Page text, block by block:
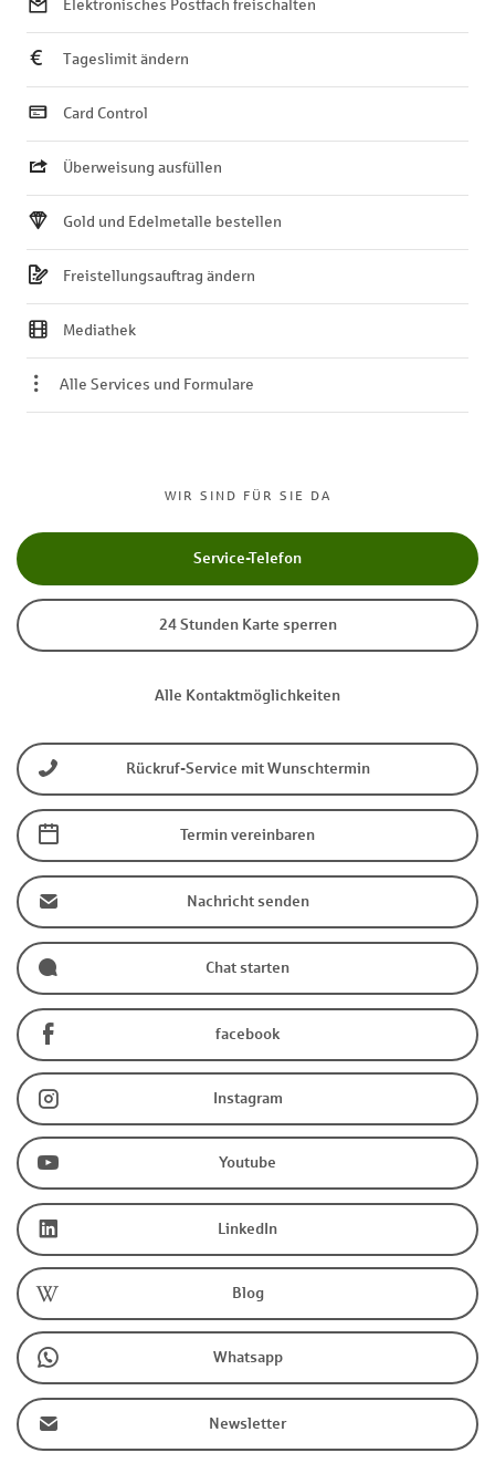
WIR SIND FÜR SIE DA
Service-Telefon
24 Stunden Karte sperren
Alle Kontaktmöglichkeiten
Rückruf-Service mit Wunschtermin
Termin vereinbaren
Nachricht senden
Chat starten
facebook
Instagram
Youtube
LinkedIn
Blog
Whatsapp
Newsletter
Elektronisches Postfach freischalten
Tageslimit ändern
Card Control
Überweisung ausfüllen
Gold und Edelmetalle bestellen
Freistellungsauftrag ändern
Mediathek
Alle Services und Formulare